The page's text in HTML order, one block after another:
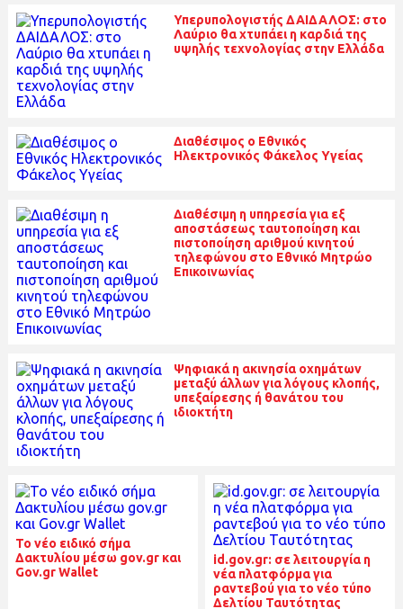
Υπερυπολογιστής ΔΑΙΔΑΛΟΣ: στο
Λαύριο θα χτυπάει η καρδιά της
υψηλής τεχνολογίας στην Ελλάδα
Διαθέσιμος ο Εθνικός
Ηλεκτρονικός Φάκελος Υγείας
Διαθέσιμη η υπηρεσία για εξ
αποστάσεως ταυτοποίηση και
πιστοποίηση αριθμού κινητού
τηλεφώνου στο Εθνικό Μητρώο
Επικοινωνίας
Ψηφιακά η ακινησία οχημάτων
μεταξύ άλλων για λόγους κλοπής,
υπεξαίρεσης ή θανάτου του
ιδιοκτήτη
To νέο ειδικό σήμα
Δακτυλίου μέσω gov.gr και
Gov.gr Wallet
id.gov.gr: σε λειτουργία η
νέα πλατφόρμα για
ραντεβού για το νέο τύπο
Δελτίου Ταυτότητας